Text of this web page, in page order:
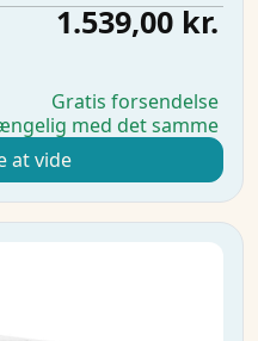
1.539,00 kr.
Gratis forsendelse
med det samme
at vide